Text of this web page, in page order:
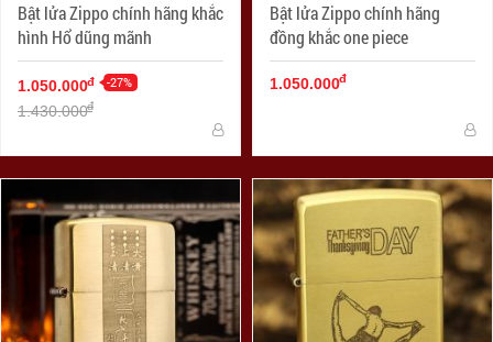
Bật lửa Zippo chính hãng khắc
hình Hổ dũng mãnh
1.050.000đ -27%
1.430.000đ
Bật lửa Zippo chính hãng
đồng khắc one piece
1.050.000đ